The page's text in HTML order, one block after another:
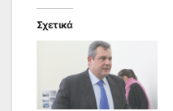
Σχετικά